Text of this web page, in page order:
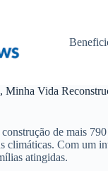
Minha Vida
de mais
climáticas. Com
atingidas.